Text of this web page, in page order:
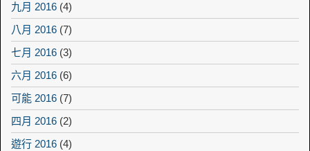
九月 2016 (4)
八月 2016 (7)
七月 2016 (3)
六月 2016 (6)
可能 2016 (7)
四月 2016 (2)
遊行 2016 (4)